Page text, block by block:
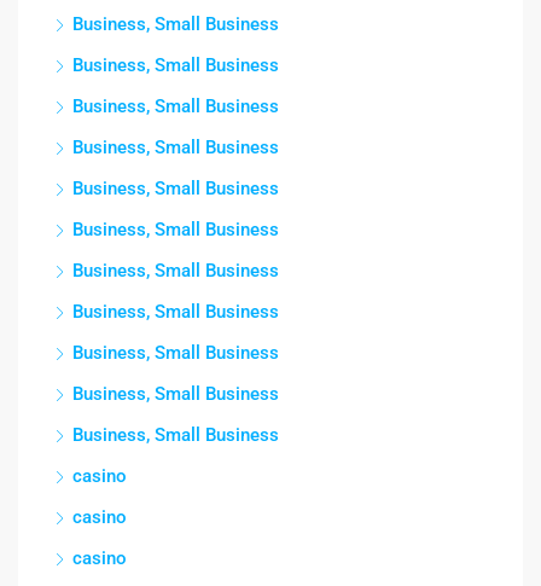
Business, Small Business
Business, Small Business
Business, Small Business
Business, Small Business
Business, Small Business
Business, Small Business
Business, Small Business
Business, Small Business
Business, Small Business
Business, Small Business
Business, Small Business
casino
casino
casino